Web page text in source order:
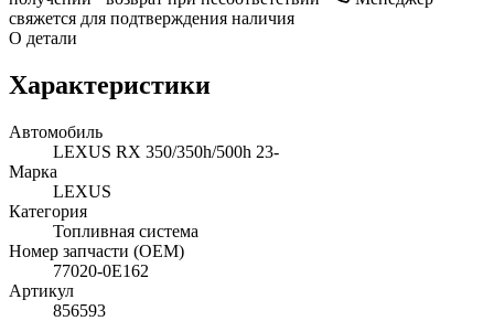
свяжется для подтверждения наличия
О детали
Характеристики
Автомобиль
LEXUS RX 350/350h/500h 23-
Марка
LEXUS
Категория
Топливная система
Номер запчасти (OEM)
77020-0E162
Артикул
856593